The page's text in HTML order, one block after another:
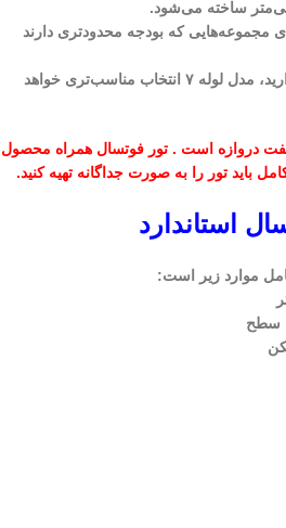
مجموعه‌هایی که بودجه محدودتری دارند
اگر استفاده حرفه‌ای و سنگین دارید، مدل لوله ۷ انتخاب مناسب‌تری خواهد
دروازه است . تور فوتسال همراه محصول
باید تور را به صورت جداگانه تهیه کنید.
استاندارد
موارد زیر است: